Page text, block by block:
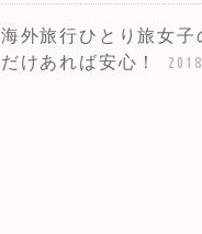
海外旅行ひとり旅女子
だけあれば安心！